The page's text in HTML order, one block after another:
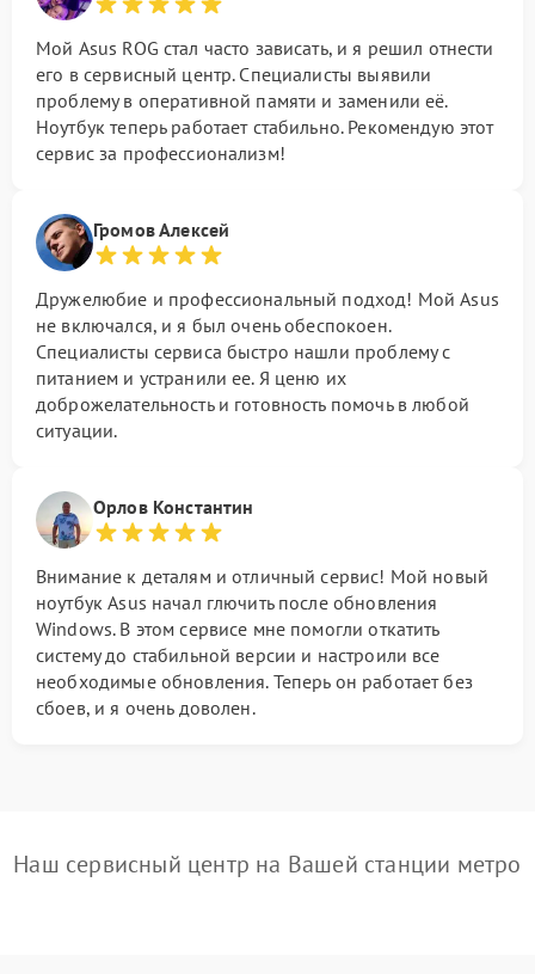
Мой Asus ROG стал часто зависать, и я решил отнести
его в сервисный центр. Специалисты выявили
проблему в оперативной памяти и заменили её.
Ноутбук теперь работает стабильно. Рекомендую этот
сервис за профессионализм!
Громов Алексей
Дружелюбие и профессиональный подход! Мой Asus
не включался, и я был очень обеспокоен.
Специалисты сервиса быстро нашли проблему с
питанием и устранили ее. Я ценю их
доброжелательность и готовность помочь в любой
ситуации.
Орлов Константин
Внимание к деталям и отличный сервис! Мой новый
ноутбук Asus начал глючить после обновления
Windows. В этом сервисе мне помогли откатить
систему до стабильной версии и настроили все
необходимые обновления. Теперь он работает без
сбоев, и я очень доволен.
Наш сервисный центр на Вашей станции метро